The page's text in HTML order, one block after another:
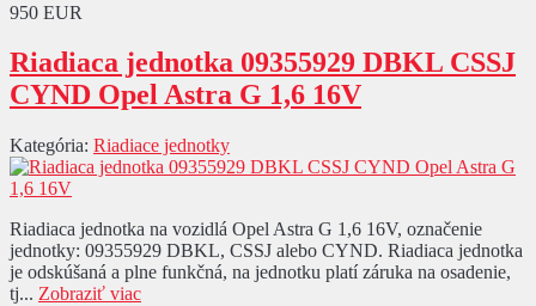
950 EUR
Riadiaca jednotka 09355929 DBKL CSSJ
CYND Opel Astra G 1,6 16V
Kategória: Riadiace jednotky
Riadiaca jednotka na vozidlá Opel Astra G 1,6 16V, označenie
jednotky: 09355929 DBKL, CSSJ alebo CYND. Riadiaca jednotka
je odskúšaná a plne funkčná, na jednotku platí záruka na osadenie,
tj... Zobraziť viac